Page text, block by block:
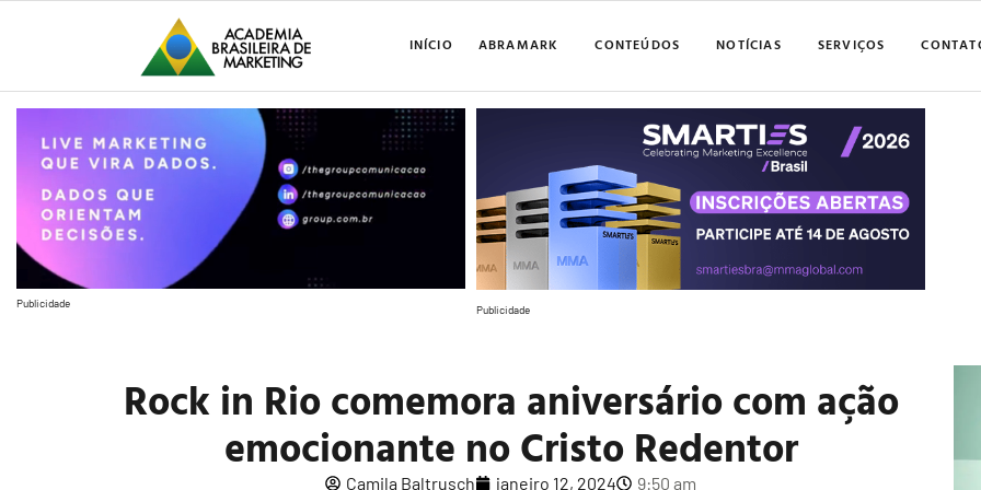
INÍCIO ABRAMARK CONTEÚDOS NOTÍCIAS SERVIÇOS
Publicidade Publicidade
Rock in Rio comemora aniversário com ação
emocionante no Cristo Redentor
Camila Baltrusch janeiro 12, 2024 9:50 am